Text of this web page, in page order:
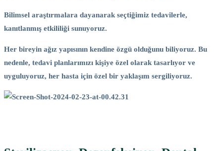
Bilimsel araştırmalara dayanarak seçtiğimiz tedavilerle,
kanıtlanmış etkililiği sunuyoruz.
Her bireyin ağız yapısının kendine özgü olduğunu biliyoruz. Bu
nedenle, tedavi planlarımızı kişiye özel olarak tasarlıyor ve
uyguluyoruz, her hasta için özel bir yaklaşım sergiliyoruz.